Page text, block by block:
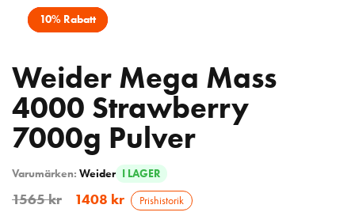
10% Rabatt
Weider Mega Mass
4000 Strawberry
7000g Pulver
Varumärken: Weider I LAGER
1565kr 1408 kr Prishistorik